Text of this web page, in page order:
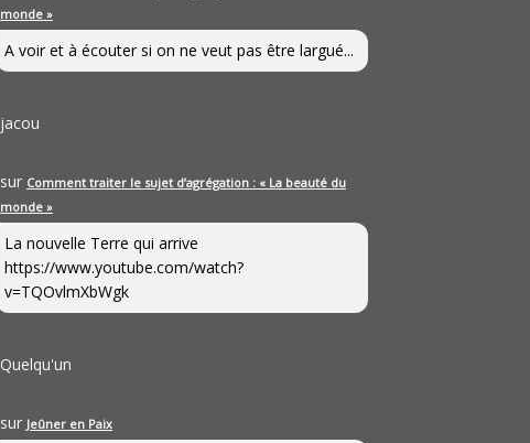
monde »
A voir et à écouter si on ne veut pas être largué...
jacou
sur Comment traiter le sujet d’agrégation : « La beauté du
monde »
La nouvelle Terre qui arrive
https://www.youtube.com/watch?
v=TQOvlmXbWgk
Quelqu'un
sur Jeûner en Paix